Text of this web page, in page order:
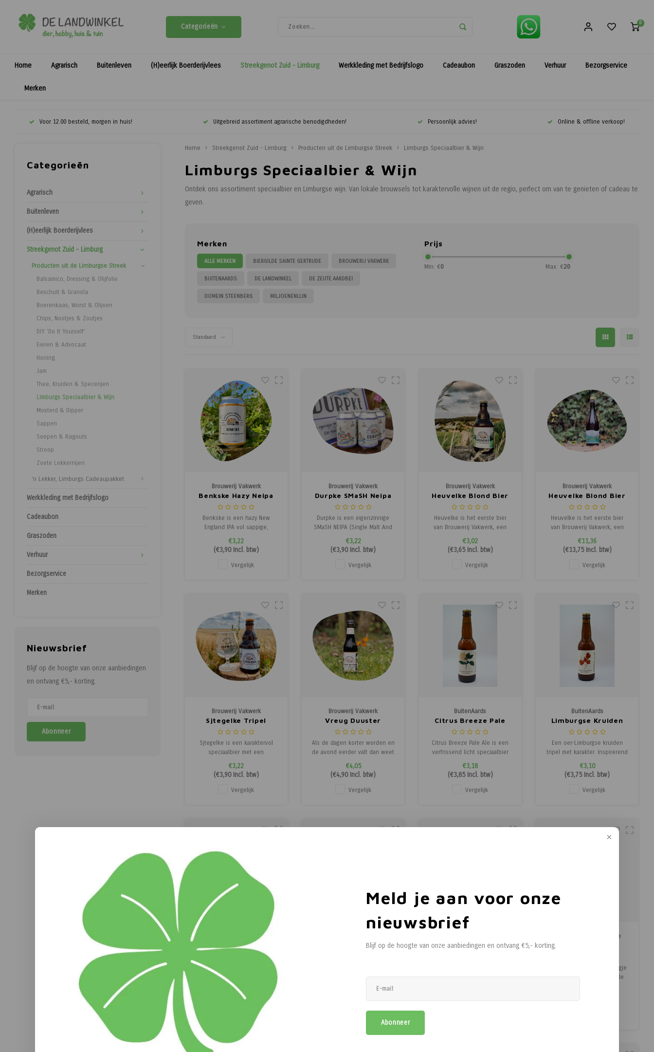
Meld je aan voor onze
nieuwsbrief
Blijf op de hoogte van onze aanbiedingen en ontvang €5,- korting.
Abonneer
Categorieën 0
Home Agrarisch Buitenleven (H)eerlijk Boerderijvlees Streekgenot Zuid - Limburg Werkkleding met Bedrijfslogo Cadeaubon Graszoden Verhuur Bezorgservice
Merken
Voor 12.00 besteld, morgen in huis! Uitgebreid assortiment agrarische benodigdheden! Persoonlijk advies! Online & offline verkoop!
Categorieën
Agrarisch
Buitenleven
(H)eerlijk Boerderijvlees
Streekgenot Zuid - Limburg
Producten uit de Limburgse Streek
Balsamico, Dressing & Olijfolie
Beschuit & Granola
Boerenkaas, Worst & Olijven
Chips, Nootjes & Zoutjes
DIY 'Do It Yourself'
Eieren & Advocaat
Honing
Jam
Thee, Kruiden & Specerijen
Limburgs Speciaalbier & Wijn
Mosterd & Dipper
Sappen
Soepen & Ragouts
Stroop
Zoete Lekkernijen
'n Lekker, Limburgs Cadeaupakket
Werkkleding met Bedrijfslogo
Cadeaubon
Graszoden
Verhuur
Bezorgservice
Merken
Nieuwsbrief
Blijf op de hoogte van onze aanbiedingen
en ontvang €5,- korting.
Abonneer
Home Streekgenot Zuid - Limburg Producten uit de Limburgse Streek Limburgs Speciaalbier & Wijn
Limburgs Speciaalbier & Wijn
Ontdek ons assortiment speciaalbier en Limburgse wijn. Van lokale brouwsels tot karaktervolle wijnen uit de regio, perfect om van te genieten of cadeau te
geven.
Merken
ALLE MERKEN BIERGILDE SAINTE GERTRUDE BROUWERIJ VAKWERK
BUITENAARDS DE LANDWINKEL DE ZEUTE AARDBEI
DOMEIN STEENBERG MILJOENENLIJN
Prijs
Min: €0 Max: €20
Standaard
Brouwerij Vakwerk
Benkske Hazy Neipa
Benkske is een hazy New
England IPA vol sappige,
tropische smaken en een
romige, zachte body. Deze
single hop-variant van
Brouwerij Vakwerk combineert
€3,22
(€3,90Incl. btw)
Vergelijk
Brouwerij Vakwerk
Durpke SMaSH Neipa
Durpke is een eigenzinnige
SMaSH NEIPA (Single Malt And
Single Hop) die barst van de
tropische aroma’s. Hazy, fruitig
en heerlijk sappig: dit bier
combineert een zachte
€3,22
(€3,90Incl. btw)
Vergelijk
Brouwerij Vakwerk
Heuvelke Blond Bier
Heuvelke is het eerste bier
van Brouwerij Vakwerk, een
ambachtelijke brouwerij uit het
Zuid-Limburgse Mechelen. Dit
frisblonde bier is geïnspireerd
op het karakter van het
€3,02
(€3,65Incl. btw)
Vergelijk
Brouwerij Vakwerk
Heuvelke Blond Bier
Heuvelke is het eerste bier
van Brouwerij Vakwerk, een
ambachtelijke brouwerij uit het
Zuid-Limburgse Mechelen. Dit
frisblonde bier is geïnspireerd
op het karakter van het
€11,36
(€13,75Incl. btw)
Vergelijk
Brouwerij Vakwerk
Sjtegelke Tripel
Sjtegelke is een karaktervol
speciaalbier met een
uitgebalanceerde smaak en
een subtiele complexiteit.
Rijke mouttonen, een lichte
hopbitterheid en hints van
Vakwerk met passie en
€3,22
(€3,90Incl. btw)
Vergelijk
Brouwerij Vakwerk
Vreug Duuster
Als de dagen korter worden en
de avond eerder valt dan weet
je dat het najaar in aantocht is.
In Limburg zeggen we dan: ‘t is
weer vreug duuster. Een
periode van gezelligheid en
€4,05
(€4,90Incl. btw)
Vergelijk
BuitenAards
Citrus Breeze Pale
Ale
Citrus Breeze Pale Ale is een
verfrissend licht speciaalbier
met een verrassende twist.
Dry-hopping en citroenmelisse
zorgen voor een fruitige,
citrusachtige smaak en aroma.
€3,18
(€3,85Incl. btw)
Vergelijk
BuitenAards
Limburgse Kruiden
Tripel
Een oer-Limburgse kruiden
tripel met karakter. Inspirerend
gekruid met smaken die hun
oorsprong vinden in het
golvende Limburgse
heuvellandschap. Een
bourgondisch buitenleve
€3,10
(€3,75Incl. btw)
Vergelijk
Meergranen Tripel
Een krachtige meergranen
tripel met een verrassend
zacht mondgevoel. Laat je
meevoeren door de rijke,
gelaagde smaken van vier
zorgvuldig geselecteerde
granen, harmonieus in balans
gebracht tot één karaktervol
bier. Proost op het Limburgse
€3,10
Incl. btw)
Nettle Blossom Ale
geïnspireerd op de klassieke
Pale Ale, maar met een
brandnetelextract krijgt dit bier
een verfijnde bloemige en
kruidige toets. De aroma’s zijn
Incl. btw)
Vergelijk
Sainte Gertrude
een Mergelland-twist. Sainte
(€3,65Incl. btw)
Biergilde Sainte Gertrude
Zacht, rijk en met een vleugje
Mergelland. Sainte Gertrude
(€3,65